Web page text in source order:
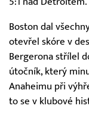
Boston dal
otevřel skóre v
Bergerona střílel
útočník, který
Anaheimu při
to se v klubové